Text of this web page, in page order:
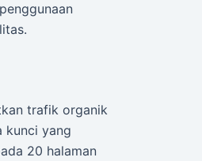
trafik organik
kunci yang
20 halaman